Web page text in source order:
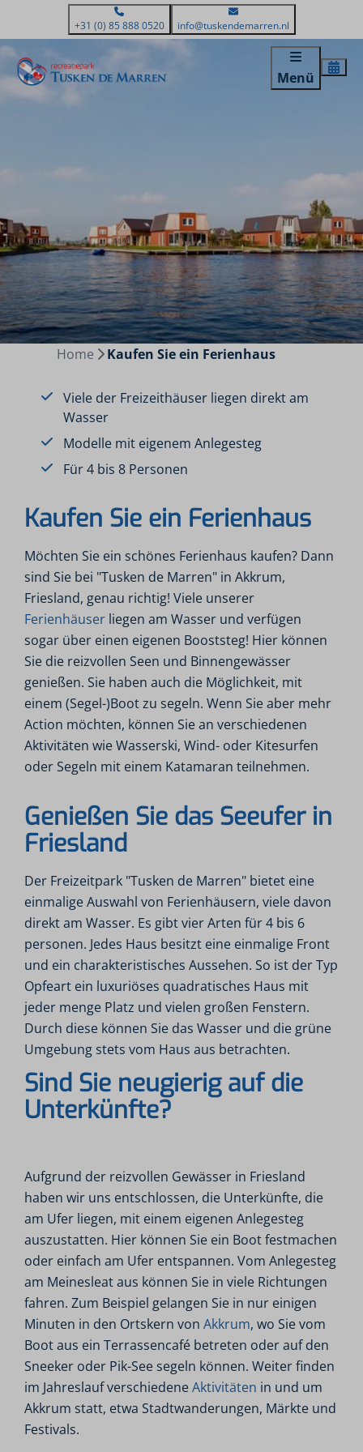
+31 (0) 85 888 0520 info@tuskendemarren.nl
Menü
Home Kaufen Sie ein Ferienhaus
Viele der Freizeithäuser liegen direkt am
Wasser
Modelle mit eigenem Anlegesteg
Für 4 bis 8 Personen
Kaufen Sie ein Ferienhaus
Möchten Sie ein schönes Ferienhaus kaufen? Dann
sind Sie bei "Tusken de Marren" in Akkrum,
Friesland, genau richtig! Viele unserer
Ferienhäuser liegen am Wasser und verfügen
sogar über einen eigenen Booststeg! Hier können
Sie die reizvollen Seen und Binnengewässer
genießen. Sie haben auch die Möglichkeit, mit
einem (Segel-)Boot zu segeln. Wenn Sie aber mehr
Action möchten, können Sie an verschiedenen
Aktivitäten wie Wasserski, Wind- oder Kitesurfen
oder Segeln mit einem Katamaran teilnehmen.
Genießen Sie das Seeufer in
Friesland
Der Freizeitpark "Tusken de Marren" bietet eine
einmalige Auswahl von Ferienhäusern, viele davon
direkt am Wasser. Es gibt vier Arten für 4 bis 6
personen. Jedes Haus besitzt eine einmalige Front
und ein charakteristisches Aussehen. So ist der Typ
Opfeart ein luxuriöses quadratisches Haus mit
jeder menge Platz und vielen großen Fenstern.
Durch diese können Sie das Wasser und die grüne
Umgebung stets vom Haus aus betrachten.
Sind Sie neugierig auf die
Unterkünfte?
Aufgrund der reizvollen Gewässer in Friesland
haben wir uns entschlossen, die Unterkünfte, die
am Ufer liegen, mit einem eigenen Anlegesteg
auszustatten. Hier können Sie ein Boot festmachen
oder einfach am Ufer entspannen. Vom Anlegesteg
am Meinesleat aus können Sie in viele Richtungen
fahren. Zum Beispiel gelangen Sie in nur einigen
Minuten in den Ortskern vonAkkrum, wo Sie vom
Boot aus ein Terrassencafé betreten oder auf den
Sneeker oder Pik-See segeln können. Weiter finden
im Jahreslauf verschiedeneAktivitäten in und um
Akkrum statt, etwa Stadtwanderungen, Märkte und
Festivals.